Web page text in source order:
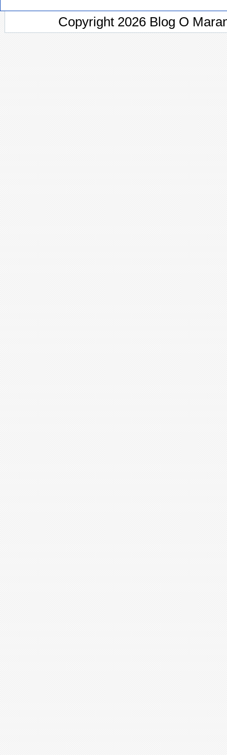
Copyright 2026 Blog O